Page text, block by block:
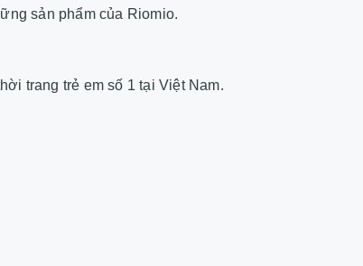
sản phẩm của Riomio.
trang trẻ em số 1 tại Việt Nam.